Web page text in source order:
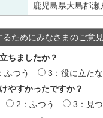
鹿児島県大島郡
ためにみなさまのご意
ちましたか？
ふつう
3：役に立た
やすかったですか？
2：ふつう 3：見